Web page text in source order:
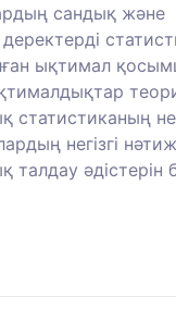
сандық және
ықтимал
статистиканың
негізгі
талдау әдістерін